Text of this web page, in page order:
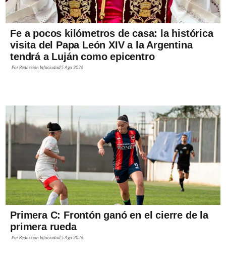
Fe a pocos kilómetros de casa: la histórica
visita del Papa León XIV a la Argentina
tendrá a Luján como epicentro
PorRedacción Infociudad5 Ago 2026
Primera C: Frontón ganó en el cierre de la
primera rueda
PorRedacción Infociudad5 Ago 2026